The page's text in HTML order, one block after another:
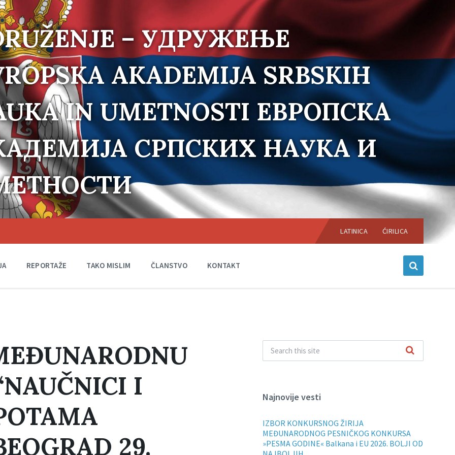
– УДРУЖЕЊЕ
AKADEMIJA SRBSKIH
IN UMETNOSTI ЕВРОПСКА
СРПСКИХ НАУКА И
Choose
language:
LATINICA ĆIRILICA
REPORTAŽE TAKO MISLIM ČLANSTVO KONTAKT
I
29.
Najnovije vesti
IZBOR KONKURSNOG ŽIRIJA
MEĐUNARODNOG PESNIČKOG KONKURSA
»PESMA GODINE« Balkana i EU 2026. BOLJI OD